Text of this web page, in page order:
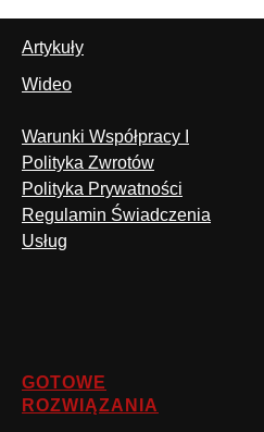
Artykuły
Wideo
Warunki Współpracy I
Polityka Zwrotów
Polityka Prywatności
Regulamin Świadczenia
Usług
GOTOWE
ROZWIĄZANIA